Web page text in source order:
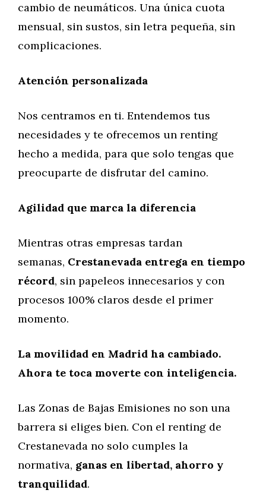
cambio de neumáticos. Una única cuota
mensual, sin sustos, sin letra pequeña, sin
complicaciones.
Atención personalizada
Nos centramos en ti. Entendemos tus
necesidades y te ofrecemos un renting
hecho a medida, para que solo tengas que
preocuparte de disfrutar del camino.
Agilidad que marca la diferencia
Mientras otras empresas tardan
semanas, Crestanevada entrega en tiempo
récord, sin papeleos innecesarios y con
procesos 100% claros desde el primer
momento.
La movilidad en Madrid ha cambiado.
Ahora te toca moverte con inteligencia.
Las Zonas de Bajas Emisiones no son una
barrera si eliges bien. Con el renting de
Crestanevada no solo cumples la
normativa, ganas en libertad, ahorro y
tranquilidad.